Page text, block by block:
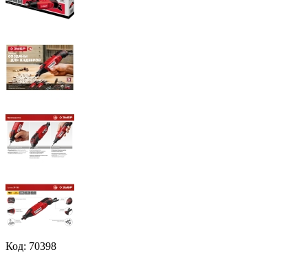
Код: 70398